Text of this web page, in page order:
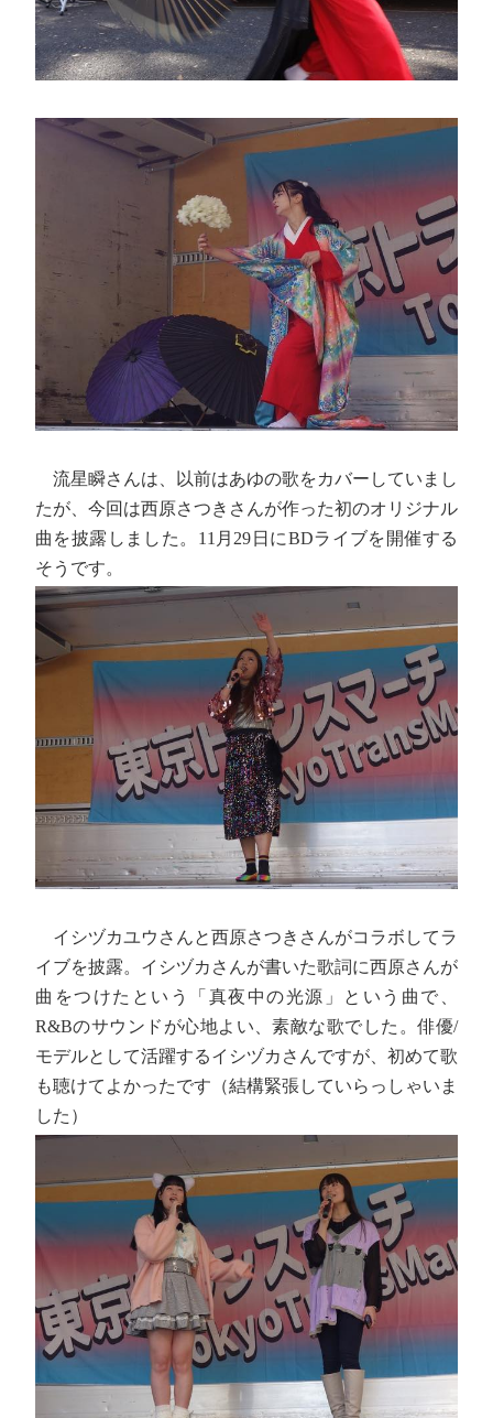
流星瞬さんは、以前はあゆの歌をカバーしていまし
たが、今回は西原さつきさんが作った初のオリジナル
曲を披露しました。11月29日にBDライブを開催する
そうです。
イシヅカユウさんと西原さつきさんがコラボしてラ
イブを披露。イシヅカさんが書いた歌詞に西原さんが
曲をつけたという「真夜中の光源」という曲で、
R&Bのサウンドが心地よい、素敵な歌でした。俳優/
モデルとして活躍するイシヅカさんですが、初めて歌
も聴けてよかったです（結構緊張していらっしゃいま
した）